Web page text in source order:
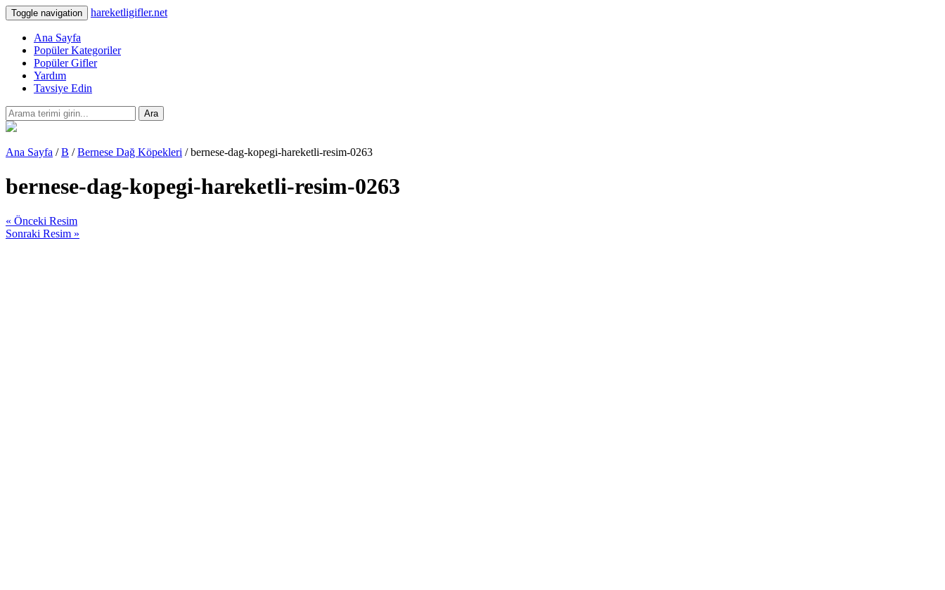
Toggle navigation hareketligifler.net
Ana Sayfa
Popüler Kategoriler
Popüler Gifler
Yardım
Tavsiye Edin
Ara
Ana Sayfa /B /Bernese Dağ Köpekleri / bernese-dag-kopegi-hareketli-resim-0263
bernese-dag-kopegi-hareketli-resim-0263
« Önceki Resim
Sonraki Resim »